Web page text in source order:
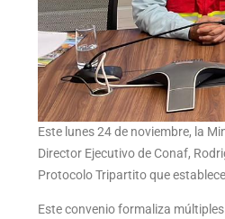
Este lunes 24 de noviembre, la
Director Ejecutivo de Conaf,
Protocolo Tripartito que
Este convenio formaliza